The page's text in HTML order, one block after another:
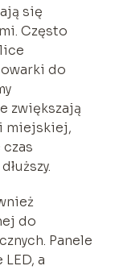
się
Często
do
zwiększają
miejskiej,
czas
do
Panele
a